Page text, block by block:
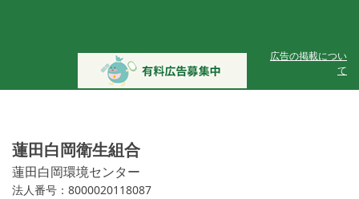
広告の掲載につい
て
蓮田白岡衛生組合
蓮田白岡環境センター
法人番号：8000020118087